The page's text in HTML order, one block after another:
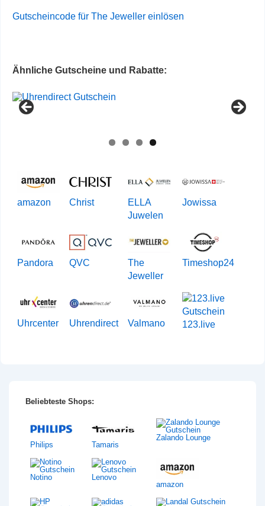
Gutscheincode für The Jeweller einlösen
Ähnliche Gutscheine und Rabatte:
amazon Christ
ELLA
Juwelen
Jowissa
Pandora QVC
The
Jeweller
Timeshop24
Uhrcenter Uhrendirect Valmano 123.live
Beliebteste Shops:
Philips Tamaris
Zalando Lounge
Notino
Lenovo
amazon